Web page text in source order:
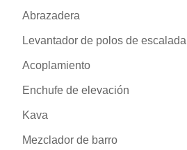
Abrazadera
Levantador de polos de escalada
Acoplamiento
Enchufe de elevación
Kava
Mezclador de barro